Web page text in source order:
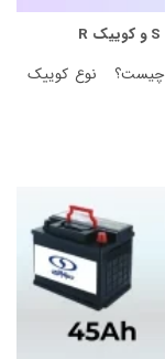
مشخصات کوییک اتومات، کوییک S و کوییک R چیست؟ نوع کوییک